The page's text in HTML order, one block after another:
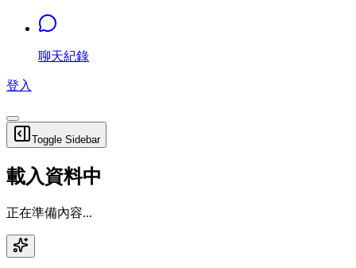
聊天紀錄
登入
Toggle Sidebar
載入資料中
正在準備內容...